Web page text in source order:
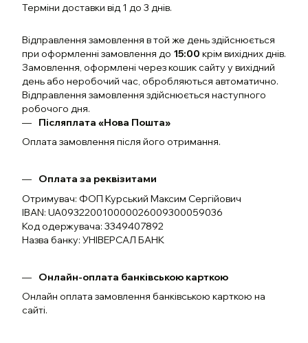
Терміни доставки від 1 до 3 днів.
Відправлення замовлення в той же день здійснюється
при оформленні замовлення до 15:00 крім вихідних днів.
Замовлення, оформлені через кошик сайту у вихідний
день або неробочий час, обробляються автоматично.
Відправлення замовлення здійснюється наступного
робочого дня.
Післяплата «Нова Пошта»
Оплата замовлення після його отримання.
Оплата за реквізитами
Отримувач: ФОП Курський Максим Сергійович
IBAN: UA093220010000026009300059036
Код одержувача: 3349407892
Назва банку: УНІВЕРСАЛ БАНК
Онлайн-оплата банківською карткою
Онлайн оплата замовлення банківською карткою на
сайті.